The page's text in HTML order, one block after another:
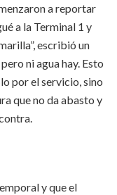
a reportar
a la Terminal 1 y
escribió un
ni agua hay. Esto
por el servicio, sino
que no da abasto y
y que el